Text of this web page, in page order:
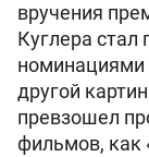
вручения
Куглера стал
номинациями
другой
превзошел
фильмов, как